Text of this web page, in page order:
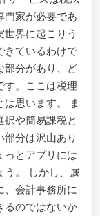
門家が必要であ
界に起こりう
きているわけで
部分があり、ど
す。ここは税理
思います。 ま
や簡易課税と
分は沢山あり
っとアプリには
う。 しかし、属
、会計事務所に
るのではないか